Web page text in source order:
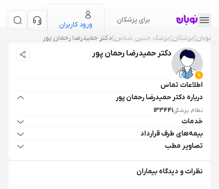
برای پزشکان
ورود کاربران
نوبان پزشکان پزشک جنین شناس دکتر حمیدرضا رحمان پور
دکتر حمیدرضا رحمان پور
اطلاعات تماس
درباره دکتر حمیدرضا رحمان پور
نظام پزشکی133441
خدمات
بیمه‌های طرف قرارداد
تصاویر مطب
نظرات و دیدگاه بیماران